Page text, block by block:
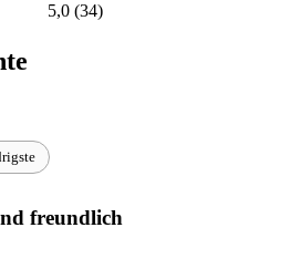
5,0 (34)
freundlich